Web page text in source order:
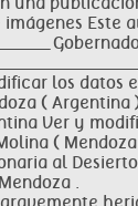
Este
los
(
Ver y
(
al
.